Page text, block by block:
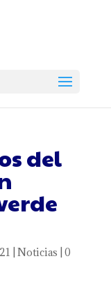
del
Noticias 0